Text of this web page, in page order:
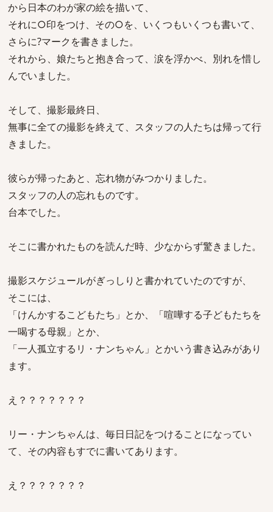
から日本のわが家の絵を描いて、
それに○印をつけ、その○を、いくつもいくつも書いて、
さらに?マークを書きました。
それから、娘たちと抱き合って、涙を浮かべ、別れを惜し
んでいました。
そして、撮影最終日、
無事に全ての撮影を終えて、スタッフの人たちは帰って行
きました。
彼らが帰ったあと、忘れ物がみつかりました。
スタッフの人の忘れものです。
台本でした。
そこに書かれたものを読んだ時、少なからず驚きました。
撮影スケジュールがぎっしりと書かれていたのですが、
そこには、
「けんかするこどもたち」とか、「喧嘩する子どもたちを
一喝する母親」とか、
「一人孤立するリ・ナンちゃん」とかいう書き込みがあり
ます。
え？？？？？？？
リー・ナンちゃんは、毎日日記をつけることになってい
て、その内容もすでに書いてあります。
え？？？？？？？